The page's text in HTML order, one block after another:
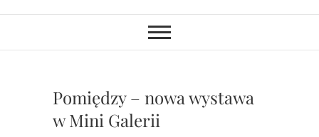
Muzeum
Piśmiennictwa i
Drukarstwa w
Grębocinie
GOTYCKIM KOŚCIELE.
POKAZY.
Pomiędzy – nowa wystawa
w Mini Galerii